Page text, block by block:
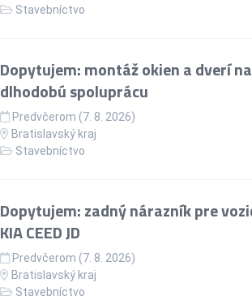
Stavebníctvo
Dopytujem: montáž okien a dverí na
dlhodobú spoluprácu
Predvčerom (7. 8. 2026)
Bratislavský kraj
Stavebníctvo
Dopytujem: zadný nárazník pre
KIA CEED JD
Predvčerom (7. 8. 2026)
Bratislavský kraj
Stavebníctvo